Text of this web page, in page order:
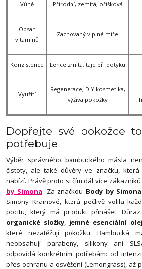
Vůně Přírodní, zemitá, oříšková
Obsah
vitamínů
Zachovaný v plné míře
Konzistence Lehce zrnitá, taje při dotyku
Využití
Regenerace, DIY kosmetika,
výživa pokožky
Dopřejte své pokožce
potřebuje
Výběr správného bambuckého másla
čistoty, ale také důvěry ve značku, která
nabízí. Právě proto si čím dál více
by Simona. Za značkou Body by Simona
Simony Krainové, která pečlivě volila
pocitu, který má produkt přinášet.
organické složky
jemné esenciální
které nezatěžují pokožku. Bambucká
neobsahují parabeny, silikony ani
odpovídá konkrétním potřebám: od
přes ochranu a osvěžení (Lemongrass), až